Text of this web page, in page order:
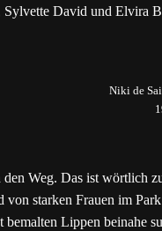
David und Elvira
Niki de
den Weg. Das ist wörtlich
von starken Frauen im
bemalten Lippen beinahe